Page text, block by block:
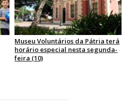
Museu Voluntários da Pátria terá
horário especial nesta segunda-
feira (10)